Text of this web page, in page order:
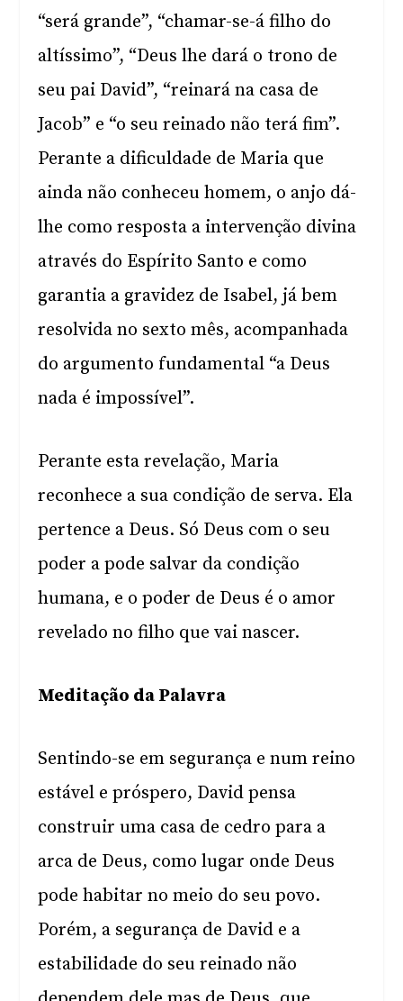
“será grande”, “chamar-se-á filho do
altíssimo”, “Deus lhe dará o trono de
seu pai David”, “reinará na casa de
Jacob” e “o seu reinado não terá fim”.
Perante a dificuldade de Maria que
ainda não conheceu homem, o anjo dá-
lhe como resposta a intervenção divina
através do Espírito Santo e como
garantia a gravidez de Isabel, já bem
resolvida no sexto mês, acompanhada
do argumento fundamental “a Deus
nada é impossível”.
Perante esta revelação, Maria
reconhece a sua condição de serva. Ela
pertence a Deus. Só Deus com o seu
poder a pode salvar da condição
humana, e o poder de Deus é o amor
revelado no filho que vai nascer.
Meditação da Palavra
Sentindo-se em segurança e num reino
estável e próspero, David pensa
construir uma casa de cedro para a
arca de Deus, como lugar onde Deus
pode habitar no meio do seu povo.
Porém, a segurança de David e a
estabilidade do seu reinado não